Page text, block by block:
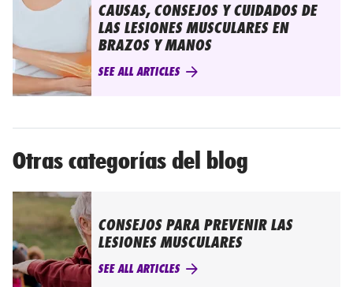
CAUSAS, CONSEJOS Y CUIDADOS DE
LAS LESIONES MUSCULARES EN
BRAZOS Y MANOS
SEE ALL ARTICLES
Otras categorías del blog
CONSEJOS PARA PREVENIR LAS
LESIONES MUSCULARES
SEE ALL ARTICLES